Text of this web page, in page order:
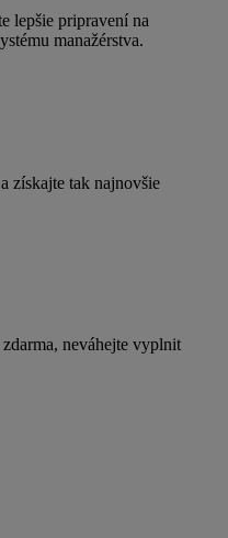
lepšie pripravení na
manažérstva.
získajte tak najnovšie
neváhejte vyplnit